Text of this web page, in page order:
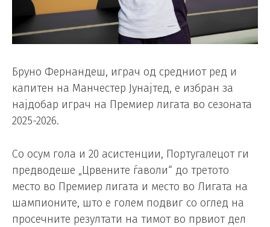
Бруно Фернандеш, играч од средниот ред и
капитен на Манчестер Јунајтед, е избран за
најдобар играч на Премиер лигата во сезоната
2025-2026.
Со осум гола и 20 асистенции, Португалецот ги
предводеше „Црвените ѓаволи“ до третото
место во Премиер лигата и место во Лигата на
шампионите, што е голем подвиг со оглед на
просечните резултати на тимот во првиот дел